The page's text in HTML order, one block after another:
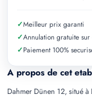
A propos de cet
Dahmer Dünen 12, situé
✓Meilleur prix garanti
✓Annulation gratuite
✓Paiement 100%